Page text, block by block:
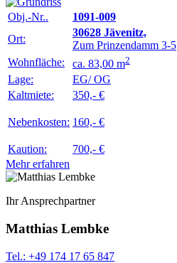
Obj.-Nr..
1091-009
Ort:
30628 Jävenitz,
Zum Prinzendamm 3-5
Wohnfläche:
ca. 83,00 m2
Lage:
EG/ OG
Kaltmiete:
350,- €
Nebenkosten: 160,- €
Kaution:
700,- €
Mehr erfahren
Ihr Ansprechpartner
Matthias Lembke
Tel.: +49 174 17 65 847